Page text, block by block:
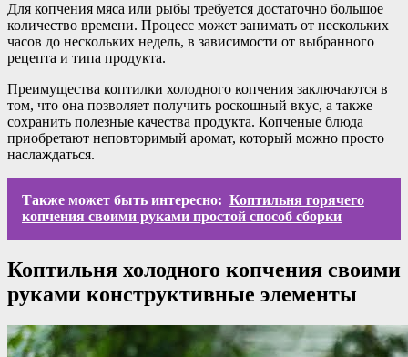
Для копчения мяса или рыбы требуется достаточно большое
количество времени. Процесс может занимать от нескольких
часов до нескольких недель, в зависимости от выбранного
рецепта и типа продукта.
Преимущества коптилки холодного копчения заключаются в
том, что она позволяет получить роскошный вкус, а также
сохранить полезные качества продукта. Копченые блюда
приобретают неповторимый аромат, который можно просто
наслаждаться.
Также может быть интересно: Коптильня горячего
копчения своими руками простой способ сборки
Коптильня холодного копчения своими
руками конструктивные элементы